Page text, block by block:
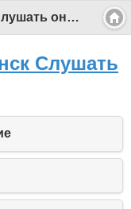
Русское радио Челябинск Слушать онлайн - Профессиональный педагог
Слушать